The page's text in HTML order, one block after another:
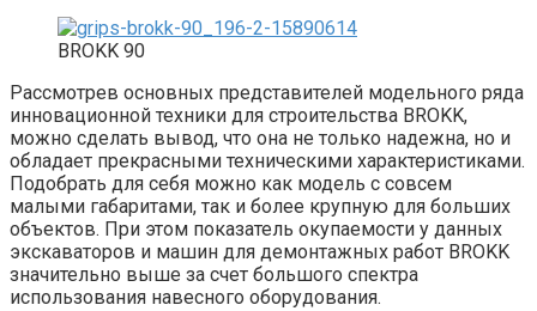
BROKK 90
Рассмотрев основных представителей модельного ряда
инновационной техники для строительства BROKK,
можно сделать вывод, что она не только надежна, но и
обладает прекрасными техническими характеристиками.
Подобрать для себя можно как модель с совсем
малыми габаритами, так и более крупную для больших
объектов. При этом показатель окупаемости у данных
экскаваторов и машин для демонтажных работ BROKK
значительно выше за счет большого спектра
использования навесного оборудования.